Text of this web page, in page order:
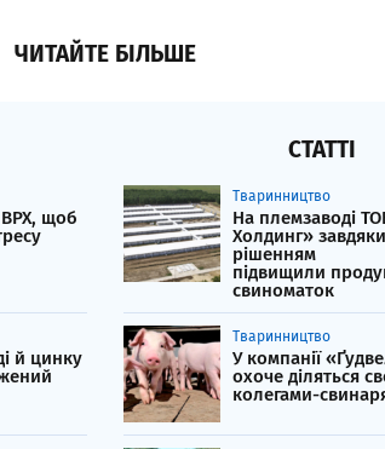
ЧИТАЙТЕ БІЛЬШЕ
ВРХ, щоб
й цинку
СТАТТІ
Тваринництво
На племзаводі
Холдинг»
рішенням
підвищили
свиноматок
Тваринництво
У компанії
охоче діляться
колегами-